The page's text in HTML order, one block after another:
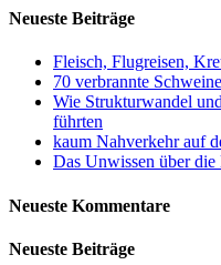
Neueste Beiträge
Fleisch, Flugreisen,
70 verbrannte
Wie Strukturwandel
führten
kaum Nahverkehr auf
Das Unwissen über
Neueste Kommentare
Neueste Beiträge